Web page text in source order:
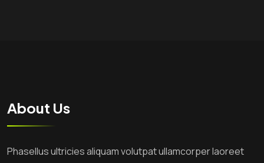
About Us
Phasellus ultricies aliquam volutpat ullamcorper laoreet